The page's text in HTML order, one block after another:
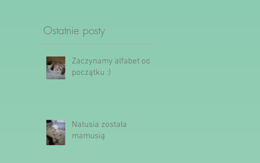
Ostatnie posty
Zaczynamy alfabet od
początku :)
Natusia została
mamusią